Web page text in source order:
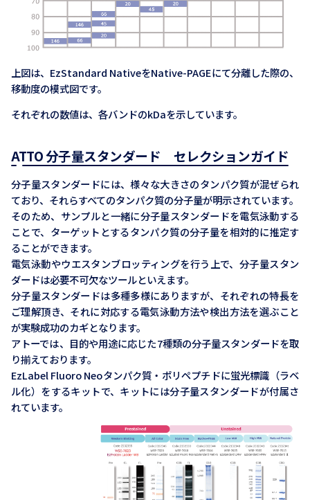
上図は、EzStandard NativeをNative-PAGEにて分離した際の、
移動度の模式図です。
それぞれの数値は、各バンドのkDaを示しています。
ATTO 分子量スタンダード セレクションガイド
分子量スタンダードには、様々な大きさのタンパク質が混ぜられ
ており、それらすべてのタンパク質の分子量が明示されています。
そのため、サンプルと一緒に分子量スタンダードを電気泳動する
ことで、ターゲットとするタンパク質の分子量を相対的に推定す
ることができます。
電気泳動やウエスタンブロッティングを行う上で、分子量スタン
ダードは必要不可欠なツールといえます。
分子量スタンダードは多種多様にありますが、それぞれの特長を
ご理解頂き、それに対応する電気泳動方法や検出方法を選ぶこと
が実験成功のカギとなります。
アトーでは、目的や用途に応じた7種類の分子量スタンダードを取
り揃えております。
EzLabel Fluoro Neoタンパク質・ポリペプチドに蛍光標識（ラベ
ル化）をするキットで、キットには分子量スタンダードが付属さ
れています。